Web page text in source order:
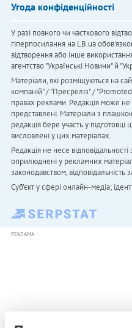
Угода конфіденційності
У разі повного чи часткового
гіперпосилання на LB.ua
відтворення або інше
агентство "Українськi Новини" й
Матеріали, які розміщуються на
компаній" / "Пресреліз" /
правах реклами. Редакція може не
представлені. Матеріали з
редакція бере участь у підготовці
висловлені у цих матеріалах.
Редакція не несе
оприлюднені у рекламних
законодавством,
Cуб'єкт у сфері онлайн-медіа;
РЕКЛАМА